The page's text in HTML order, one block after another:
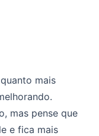
mais
mas pense que
e fica mais